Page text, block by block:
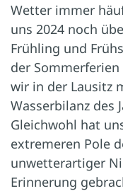
Wetter immer
uns 2024 noch
Frühling und
der
wir in der Lausitz
Wasserbilanz des
Gleichwohl hat
extremeren Pole
unwetterartiger
Erinnerung